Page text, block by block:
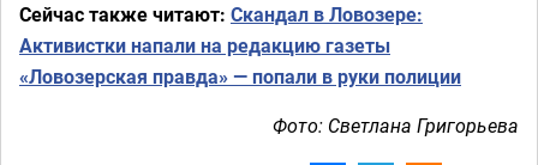
Сейчас также читают: Скандал в Ловозере:
Активистки напали на редакцию газеты
«Ловозерская правда» — попали в руки полиции
Фото: Светлана Григорьева